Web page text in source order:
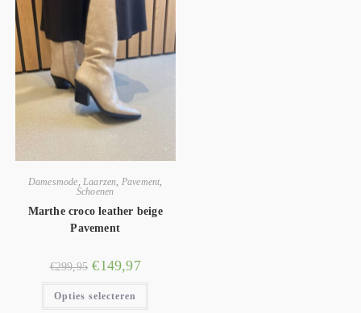
Damesmode, Laarzen, Pavement,
Schoenen
Marthe croco leather beige
Pavement
€299,95 €149,97
Opties selecteren